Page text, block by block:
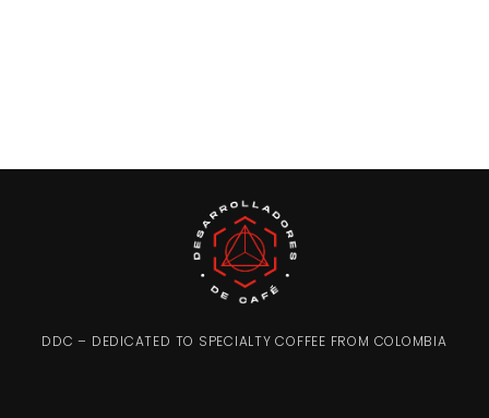
DDC – DEDICATED TO SPECIALTY COFFEE FROM COLOMBIA